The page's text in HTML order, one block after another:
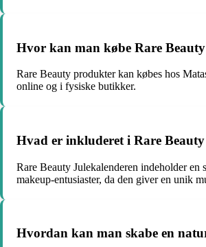
Hvor kan man købe Rare
Rare Beauty produkter kan købes hos
online og i fysiske butikker.
Hvad er inkluderet i Rare
Rare Beauty Julekalenderen indeholder
makeup-entusiaster, da den giver en unik
Hvordan kan man skabe en